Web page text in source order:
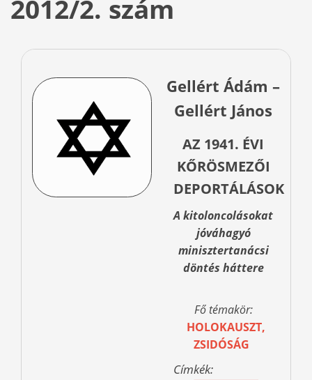
2012/2. szám
Gellért Ádám –
Gellért János
AZ 1941. ÉVI
KŐRÖSMEZŐI
DEPORTÁLÁSOK
A kitoloncolásokat
jóváhagyó
minisztertanácsi
döntés háttere
Fő témakör:
HOLOKAUSZT,
ZSIDÓSÁG
Címkék: